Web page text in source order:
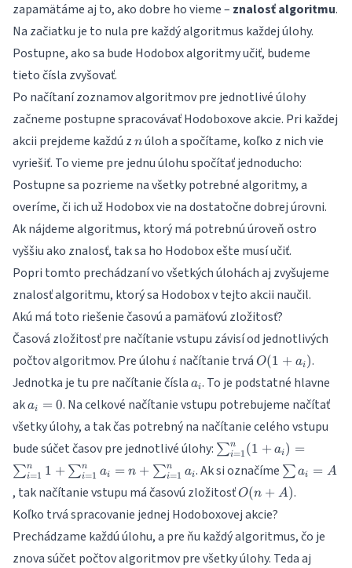
zapamätáme aj to, ako dobre ho vieme – znalosť algoritmu.
Na začiatku je to nula pre každý algoritmus každej úlohy.
Postupne, ako sa bude Hodobox algoritmy učiť, budeme
tieto čísla zvyšovať.
Po načítaní zoznamov algoritmov pre jednotlivé úlohy
začneme postupne spracovávať Hodoboxove akcie. Pri každej
akcii prejdeme každú z n
núloh a spočítame, koľko z nich vie
vyriešiť. To vieme pre jednu úlohu spočítať jednoducho:
Postupne sa pozrieme na všetky potrebné algoritmy, a
overíme, či ich už Hodobox vie na dostatočne dobrej úrovni.
Ak nájdeme algoritmus, ktorý má potrebnú úroveň ostro
vyššiu ako znalosť, tak sa ho Hodobox ešte musí učiť.
Popri tomto prechádzaní vo všetkých úlohách aj zvyšujeme
znalosť algoritmu, ktorý sa Hodobox v tejto akcii naučil.
Akú má toto riešenie časovú a pamäťovú zložitosť?
Časová zložitosť pre načítanie vstupu závisí od jednotlivých
počtov algoritmov. Pre úlohu i
i načítanie trvá O(1+a_i)
O(1 + ai).
Jednotka je tu pre načítanie čísla a_i
ai. To je podstatné hlavne
aka_i
0
ai = 0. Na celkové načítanie vstupu potrebujeme načítať
všetky úlohy, a tak čas potrebný na načítanie celého vstupu
bude súčet časov pre jednotlivé úlohy: \sum_{i=1}^{n}
(1+a_i) =
\sum_{i=1}^{n}
1 +
\sum_{i=1}^{n}
a_i = n +
\sum_{i=1}^{n}
a_i
∑i=1
n (1 + ai) =
∑i=1
n 1 + ∑i=1
n ai = n + ∑i=1
n ai. Ak si označíme \sum
a_i
= A
∑ ai = A
, tak načítanie vstupu má časovú zložitosťO(n+A)
O(n + A).
Koľko trvá spracovanie jednej Hodoboxovej akcie?
Prechádzame každú úlohu, a pre ňu každý algoritmus, čo je
znova súčet počtov algoritmov pre všetky úlohy. Teda aj